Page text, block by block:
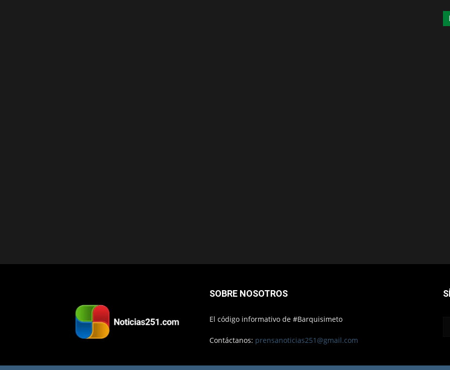
SOBRE NOSOTROS
El código informativo de #Barquisimeto
Contáctanos: prensanoticias251@gmail.com